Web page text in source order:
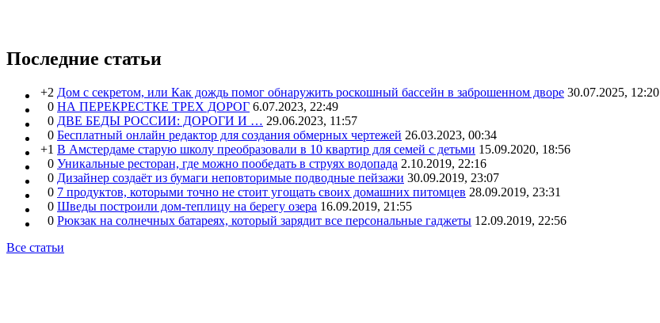
Последние статьи
+2 Дом с секретом, или Как дождь помог обнаружить роскошный бассейн в заброшенном дворе 30.07.2025, 12:20
0 НА ПЕРЕКРЕСТКЕ ТРЕХ ДОРОГ 6.07.2023, 22:49
0 ДВЕ БЕДЫ РОССИИ: ДОРОГИ И … 29.06.2023, 11:57
0 Бесплатный онлайн редактор для создания обмерных чертежей 26.03.2023, 00:34
+1 В Амстердаме старую школу преобразовали в 10 квартир для семей с детьми 15.09.2020, 18:56
0 Уникальные ресторан, где можно пообедать в струях водопада 2.10.2019, 22:16
0 Дизайнер создаёт из бумаги неповторимые подводные пейзажи 30.09.2019, 23:07
0 7 продуктов, которыми точно не стоит угощать своих домашних питомцев 28.09.2019, 23:31
0 Шведы построили дом-теплицу на берегу озера 16.09.2019, 21:55
0 Рюкзак на солнечных батареях, который зарядит все персональные гаджеты 12.09.2019, 22:56
Все статьи